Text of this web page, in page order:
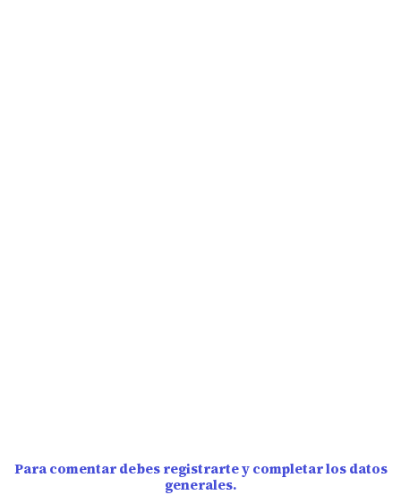
Para comentar debes registrarte y completar los datos
generales.